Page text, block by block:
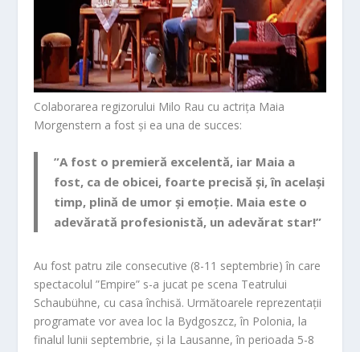
Colaborarea regizorului Milo Rau cu actrița Maia
Morgenstern a fost și ea una de succes:
”A fost o premieră excelentă, iar Maia a
fost, ca de obicei, foarte precisă și, în același
timp, plină de umor și emoție. Maia este o
adevărată profesionistă, un adevărat star!”
Au fost patru zile consecutive (8-11 septembrie) în care
spectacolul ”Empire” s-a jucat pe scena Teatrului
Schaubühne, cu casa închisă. Următoarele reprezentații
programate vor avea loc la Bydgoszcz, în Polonia, la
finalul lunii septembrie, și la Lausanne, în perioada 5-8